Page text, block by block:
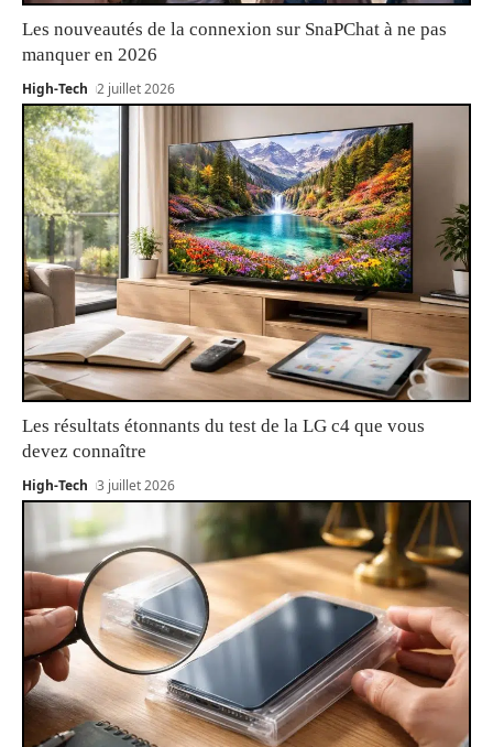
Les nouveautés de la connexion sur SnaPChat à ne pas
manquer en 2026
High-Tech 2 juillet 2026
Les résultats étonnants du test de la LG c4 que vous
devez connaître
High-Tech 3 juillet 2026